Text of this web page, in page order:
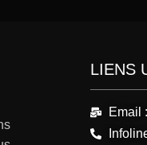
LIENS
Email